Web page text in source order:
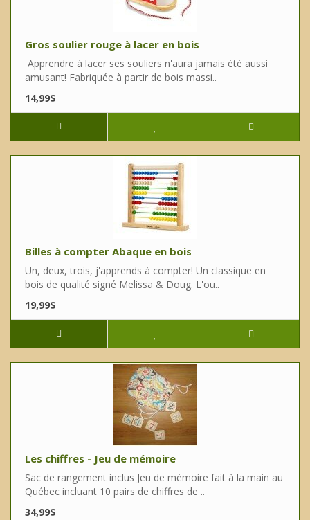
Gros soulier rouge à lacer en bois
Apprendre à lacer ses souliers n'aura jamais été aussi
amusant! Fabriquée à partir de bois massi..
14,99$
Billes à compter Abaque en bois
Un, deux, trois, j'apprends à compter! Un classique en
bois de qualité signé Melissa & Doug. L'ou..
19,99$
Les chiffres - Jeu de mémoire
Sac de rangement inclus Jeu de mémoire fait à la main au
Québec incluant 10 pairs de chiffres de ..
34,99$